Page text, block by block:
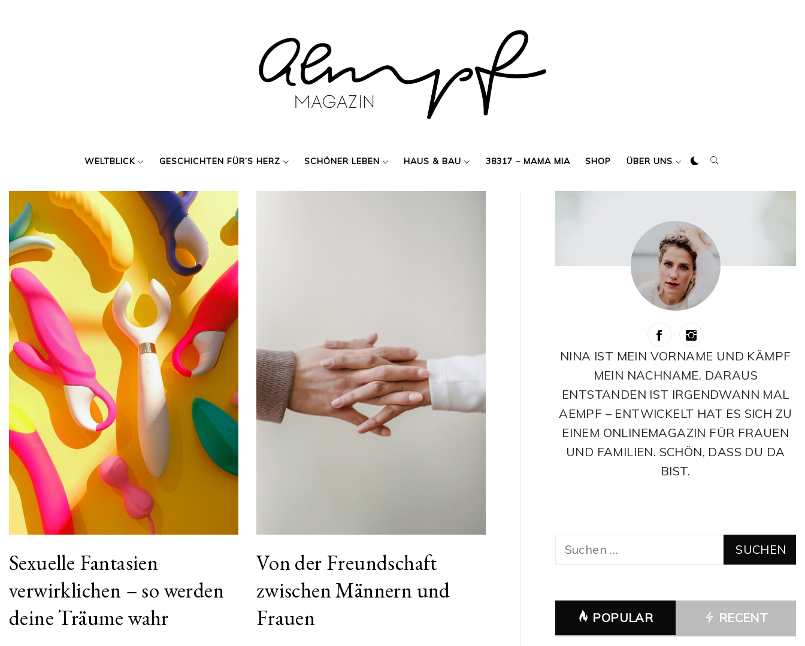
WELTBLICK GESCHICHTEN FÜR’S HERZ SCHÖNER LEBEN HAUS & BAU 38317 – MAMA MIA SHOP ÜBER UNS
Sexuelle Fantasien
verwirklichen – so werden
deine Träume wahr
Von der Freundschaft
zwischen Männern und
Frauen
NINA IST MEIN VORNAME UND KÄMPF
MEIN NACHNAME. DARAUS
ENTSTANDEN IST IRGENDWANN MAL
AEMPF – ENTWICKELT HAT ES SICH ZU
EINEM ONLINEMAGAZIN FÜR FRAUEN
UND FAMILIEN. SCHÖN, DASS DU DA
BIST.
Suchen
POPULAR RECENT